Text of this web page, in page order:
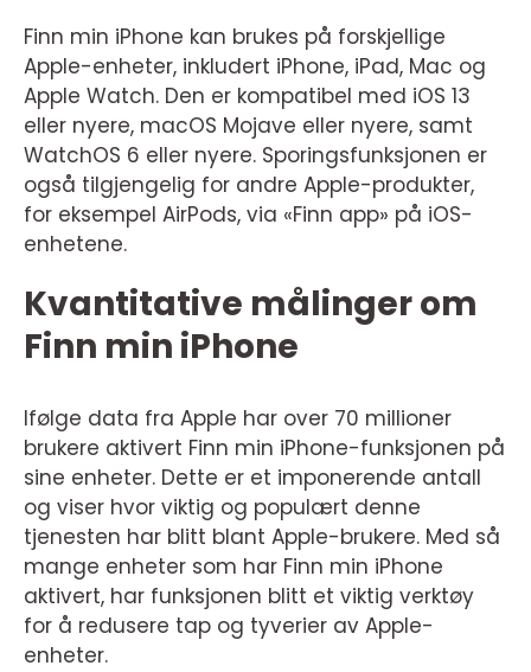
Finn min iPhone kan brukes på forskjellige
Apple-enheter, inkludert iPhone, iPad, Mac og
Apple Watch. Den er kompatibel med iOS 13
eller nyere, macOS Mojave eller nyere, samt
WatchOS 6 eller nyere. Sporingsfunksjonen er
også tilgjengelig for andre Apple-produkter,
for eksempel AirPods, via «Finn app» på iOS-
enhetene.
Kvantitative målinger om
Finn min iPhone
Ifølge data fra Apple har over 70 millioner
brukere aktivert Finn min iPhone-funksjonen på
sine enheter. Dette er et imponerende antall
og viser hvor viktig og populært denne
tjenesten har blitt blant Apple-brukere. Med så
mange enheter som har Finn min iPhone
aktivert, har funksjonen blitt et viktig verktøy
for å redusere tap og tyverier av Apple-
enheter.